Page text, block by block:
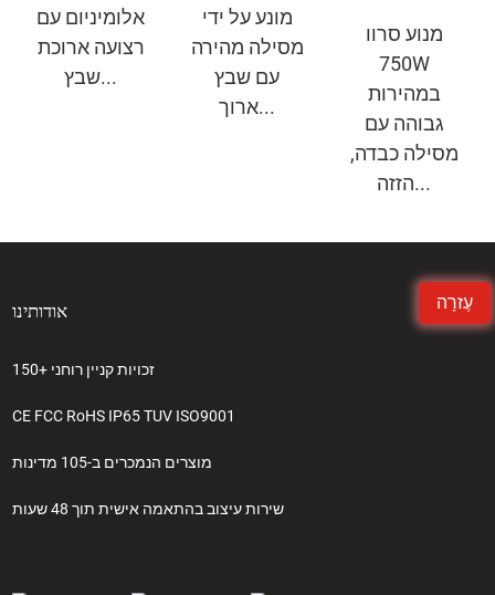
עֶזרָה
אלומיניום עם
רצועה ארוכת
שבץ...
מונע על ידי
מסילה מהירה
עם שבץ
ארוך...
מנוע סרוו
750W
במהירות
גבוהה עם
מסילה כבדה,
הזזה...
אודותינו
150+ זכויות קניין רוחני
CE FCC RoHS IP65 TUV ISO9001
מוצרים הנמכרים ב-105 מדינות
שירות עיצוב בהתאמה אישית תוך 48 שעות